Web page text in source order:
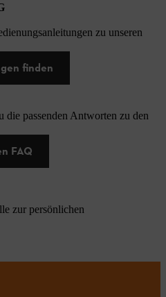
zu unseren
finden
die passenden Antworten zu den
FAQ
zur persönlichen